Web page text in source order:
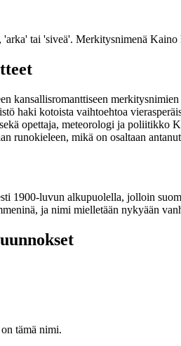
tai 'siveä'. Merkitysnimenä
kansallisromanttiseen
haki kotoista vaihtoehtoa
opettaja, meteorologi ja poliitikko
runokieleen, mikä on osaltaan
1900-luvun alkupuolella, jolloin
ja nimi mielletään nykyään
tämä nimi.